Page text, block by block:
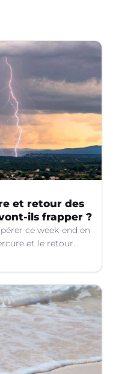
et retour des
ils frapper ?
ce week-end en
et le retour